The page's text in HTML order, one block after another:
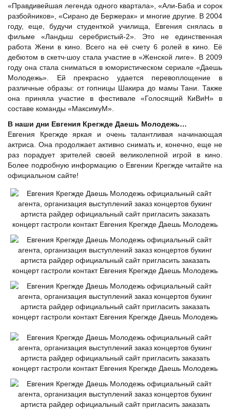
«Правдивейшая легенда одного квартала», «Али-Баба и сорок
разбойников», «Сирано де Бержерак» и многие другие. В 2004
году, еще, будучи студенткой училища, Евгения снялась в
фильме «Ландыш серебристый-2». Это не единственная
работа Жени в кино. Всего на её счету 6 ролей в кино. Её
дебютом в скетч-шоу стала участие в «Женской лиге». В 2009
году она стала сниматься в юмористическом сериале «Даешь
Молодежь». Ей прекрасно удается перевоплощение в
различные образы: от гопницы Шакира до мамы Тани. Также
она приняла участие в фестивале «Голосящий КиВиН» в
составе команды «МаксимуМ».
В наши дни Евгения Крегжде Даешь Молодежь…
Евгения Крегжде яркая и очень талантливая начинающая
актриса. Она продолжает активно снимать и, конечно, еще не
раз порадует зрителей своей великолепной игрой в кино.
Более подробную информацию о Евгении Крегжде читайте на
официальном сайте!